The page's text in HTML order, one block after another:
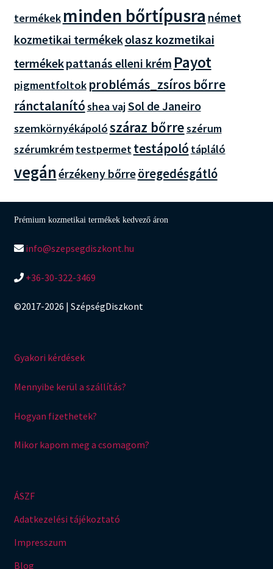
termékek minden bőrtípusra német
kozmetikai termékekolasz kozmetikai
termékekpattanás elleni krém Payot
pigmentfoltok problémás_zsíros bőrre
ránctalanítóshea vajSol de Janeiro
szemkörnyékápolószáraz bőrreszérum
szérumkrémtestpermettestápoló tápláló
vegánérzékeny bőrreöregedésgátló
Prémium kozmetikai termékek kedvező áron
info@szepsegdiszkont.hu
+36-30-322-3469
©2017-2026 | SzépségDiszkont
Gyakori kérdések
Mennyibe kerül a szállítás?
Hogyan fizethetek?
Mikor kapom meg a csomagom?
ÁSZF
Adatkezelési tájékoztató
Impresszum
Blog